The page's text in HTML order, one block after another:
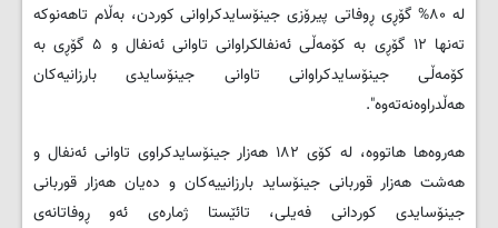
لە ۸۰% گۆڕی ڕوفاتی پیرۆزی جینۆسایدکراوانی کوردن، بەڵام تاهەنوکە
تەنها ۱۲ گۆڕی بە کۆمەڵی ئەنفالکراوانی تاوانی ئەنفال و ۵ گۆڕی بە
کۆمەڵی جینۆسایدکراوانی تاوانی جینۆسایدی بارزانیەکان
هەڵدراوەنەتەوە".
هه‌روه‌ها هاتووه‌، لە کۆی ۱۸۲ هەزار جینۆسایدکراوی تاوانی ئەنفال و
هه‌شت هه‌زار قوربانی جینۆساید بارزانییەکان و دەیان هەزار قوربانی
جینۆسایدی کوردانی فەیلی، تائێستا ژمارەی ئەو ڕوفاتانەی